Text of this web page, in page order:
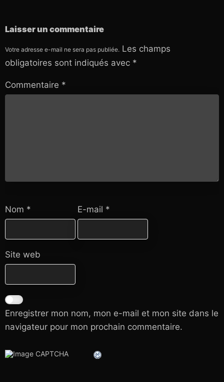
Laisser un commentaire
Votre adresse e-mail ne sera pas publiée. Les champs
obligatoires sont indiqués avec *
Commentaire *
Nom * E-mail *
Site web
Enregistrer mon nom, mon e-mail et mon site dans le
navigateur pour mon prochain commentaire.